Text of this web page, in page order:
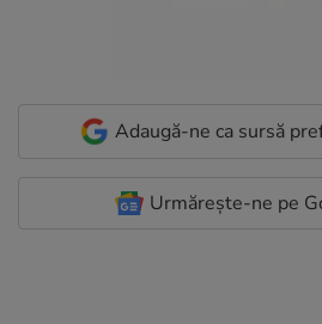
Adaugă-ne ca sursă
Urmărește-ne pe